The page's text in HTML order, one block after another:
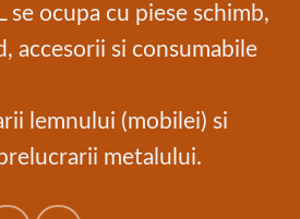
se ocupa cu piese schimb,
accesorii si consumabile
lemnului (mobilei) si
metalului.